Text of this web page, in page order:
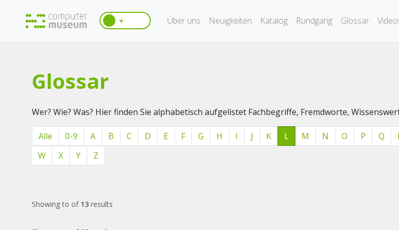
☀️ Über uns Neuigkeiten Katalog Rundgang Glossar
Glossar
Wer? Wie? Was? Hier finden Sie alphabetisch aufgelistet Fachbegriffe, Fremdworte,
Alle 0-9 A B C D E F G H I J K L M N O P Q
W
X Y Z
Showingto of 13 results